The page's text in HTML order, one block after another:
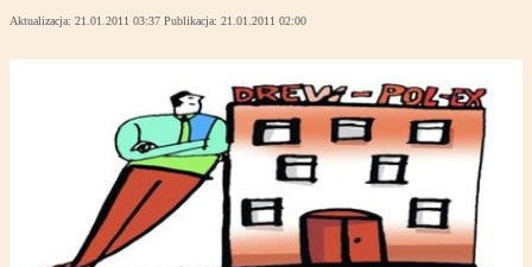
Aktualizacja: 21.01.2011 03:37 Publikacja: 21.01.2011 02:00